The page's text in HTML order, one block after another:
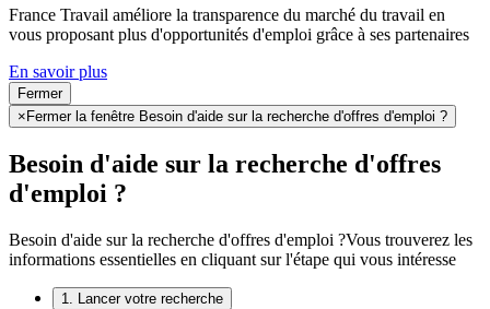
France Travail améliore la transparence du marché du travail en
vous proposant plus d'opportunités d'emploi grâce à ses partenaires
En savoir plus
Fermer
× Fermer la fenêtre Besoin d'aide sur la recherche d'offres d'emploi ?
Besoin d'aide sur la recherche d'offres
d'emploi ?
Besoin d'aide sur la recherche d'offres d'emploi ?Vous trouverez les
informations essentielles en cliquant sur l'étape qui vous intéresse
1. Lancer votre recherche